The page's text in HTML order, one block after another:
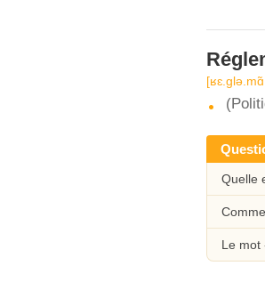
Quelle
Le mot